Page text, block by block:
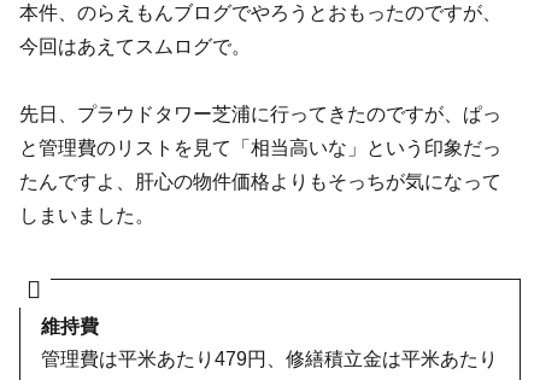
本件、のらえもんブログでやろうとおもったのですが、
今回はあえてスムログで。
先日、プラウドタワー芝浦に行ってきたのですが、ぱっ
と管理費のリストを見て「相当高いな」という印象だっ
たんですよ、肝心の物件価格よりもそっちが気になって
しまいました。
維持費
管理費は平米あたり479円、修繕積立金は平米あたり